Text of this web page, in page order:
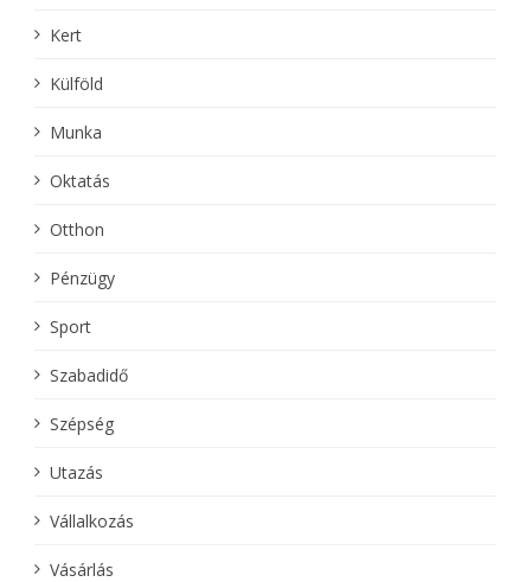
Kert
Külföld
Munka
Oktatás
Otthon
Pénzügy
Sport
Szabadidő
Szépség
Utazás
Vállalkozás
Vásárlás